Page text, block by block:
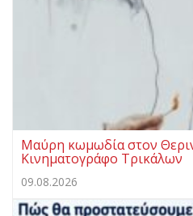
Μαύρη κωμωδία στον
Κινηματογράφο Τρικάλων
09.08.2026